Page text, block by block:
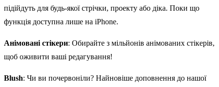
підійдуть для будь-якої стрічки, проекту або діка. Поки що
функція доступна лише на iPhone.
Анімовані стікери: Обирайте з мільйонів анімованих стікерів,
щоб оживити ваші редагування!
Blush: Чи ви почервоніли? Найновіше доповнення до нашої